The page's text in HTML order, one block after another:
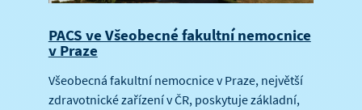
PACS ve Všeobecné fakultní nemocnice
v Praze
Všeobecná fakultní nemocnice v Praze, největší
zdravotnické zařízení v ČR, poskytuje základní,